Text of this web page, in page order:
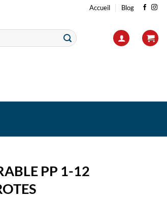
Accueil Blog
PP 1-12